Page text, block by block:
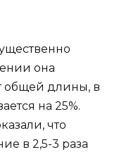
она
общей длины, в
на 25%.
что
в 2,5-3 раза